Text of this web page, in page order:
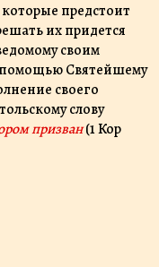
предстоит
их придется
своим
Святейшему
своего
слову
призван(1 Кор